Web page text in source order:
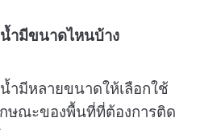
น้ำมีขนาดไหนบ้าง
ำมีหลายขนาดให้เลือกใช้
ษณะของพื้นที่ที่ต้องการติด